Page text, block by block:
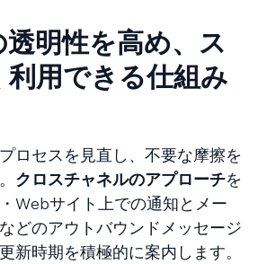
明性を高め、ス
利用できる仕組み
ロセスを見直し、不要な摩擦を
クロスチャネルのアプローチを
Webサイト上での通知とメー
どのアウトバウンドメッセージ
新時期を積極的に案内します。